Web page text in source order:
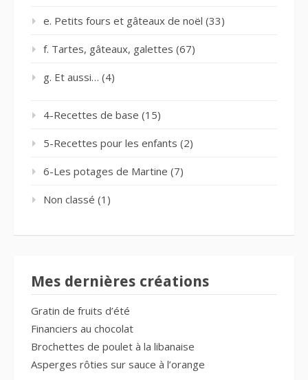
e. Petits fours et gâteaux de noël (33)
f. Tartes, gâteaux, galettes (67)
g. Et aussi… (4)
4-Recettes de base (15)
5-Recettes pour les enfants (2)
6-Les potages de Martine (7)
Non classé (1)
Mes dernières créations
Gratin de fruits d’été
Financiers au chocolat
Brochettes de poulet à la libanaise
Asperges rôties sur sauce à l’orange